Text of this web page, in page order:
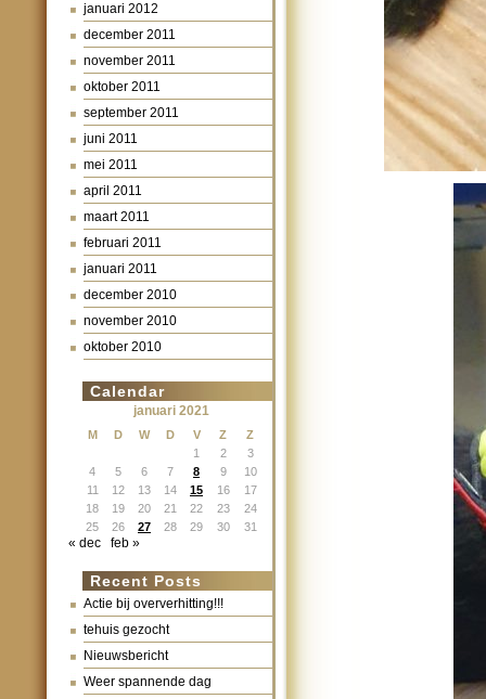
januari 2012
december 2011
november 2011
oktober 2011
september 2011
juni 2011
mei 2011
april 2011
maart 2011
februari 2011
januari 2011
december 2010
november 2010
oktober 2010
Calendar
januari 2021
M D W D V Z
Z
1
2
3
4
5 6 7 8 9
10
11
12 13 14 15 16
17
18
19 20 21 22 23
24
25
26 27 28 29 30 31
« dec feb »
Recent Posts
Actie bij oververhitting!!!
tehuis gezocht
Nieuwsbericht
Weer spannende dag